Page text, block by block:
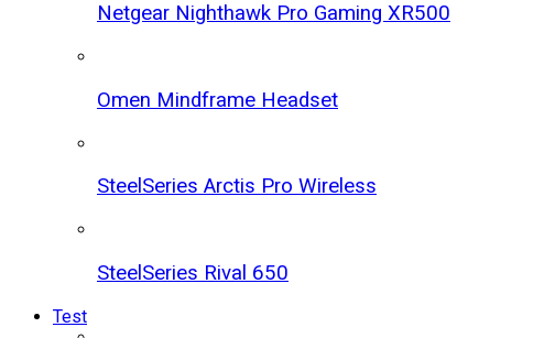
Netgear Nighthawk Pro Gaming XR500
Omen Mindframe Headset
SteelSeries Arctis Pro Wireless
SteelSeries Rival 650
Test